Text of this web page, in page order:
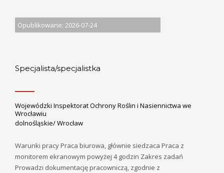
Opublikowane: 2026-07-24
Specjalista/specjalistka
Wojewódzki Inspektorat Ochrony Roślin i Nasiennictwa we
Wrocławiu
dolnośląskie/ Wrocław
Warunki pracy Praca biurowa, głównie siedzaca Praca z
monitorem ekranowym powyżej 4 godzin Zakres zadań
Prowadzi dokumentację pracowniczą, zgodnie z